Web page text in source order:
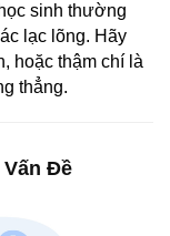
sinh thường
lạc lõng. Hãy
hoặc thậm chí là
thẳng.
Vấn Đề